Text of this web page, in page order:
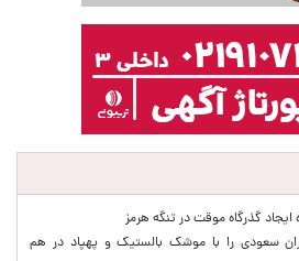
گذرگاه موقت در تنگه هرمز
سعودی را با موشک بالستیک و پهپاد در هم